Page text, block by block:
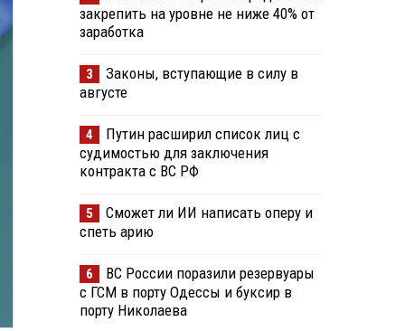
закрепить на уровне не ниже 40% от
заработка
3
Законы, вступающие в силу в
августе
4
Путин расширил список лиц с
судимостью для заключения
контракта с ВС РФ
5
Сможет ли ИИ написать оперу и
спеть арию
6
ВС России поразили резервуары
с ГСМ в порту Одессы и буксир в
порту Николаева